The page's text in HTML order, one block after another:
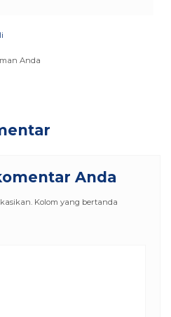
Anda
Anda
Kolom yang bertanda